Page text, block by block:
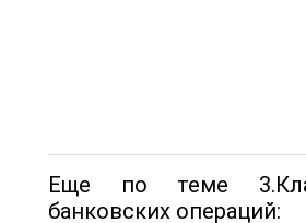
Еще по теме
банковских операций: